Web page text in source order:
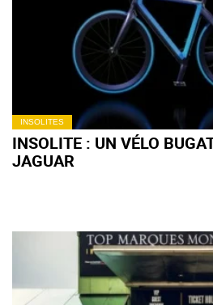
INSOLITES
INSOLITE : UN VÉLO
JAGUAR